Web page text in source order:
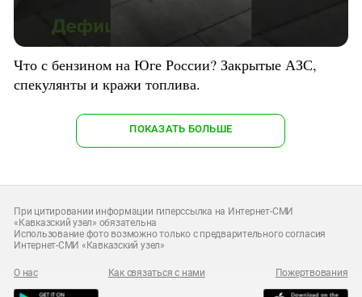
Что с бензином на Юге России? Закрытые АЗС,
спекулянты и кражи топлива.
ПОКАЗАТЬ БОЛЬШЕ
При цитировании информации гиперссылка на Интернет-СМИ
«Кавказский узел» обязательна
Использование фото возможно только с предварительного согласия
Интернет-СМИ «Кавказский узел»
О нас Как связаться с нами Пожертвования